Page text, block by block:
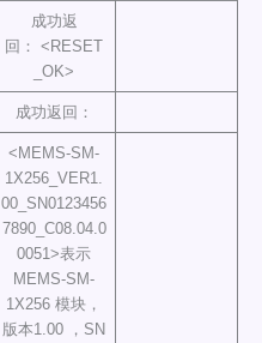
成功返
回： <RESET
_OK>
成功返回：
<MEMS-SM-
1X256_VER1.
00_SN0123456
7890_C08.04.0
0051>表示
MEMS-SM-
1X256 模块，
版本1.00 ，SN